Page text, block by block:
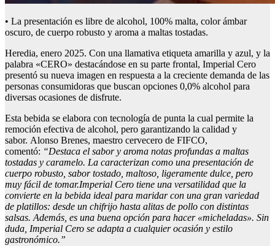
• La presentación es libre de alcohol, 100% malta, color ámbar
oscuro, de cuerpo robusto y aroma a maltas tostadas.
Heredia, enero 2025. Con una llamativa etiqueta amarilla y azul, y la
palabra «CERO» destacándose en su parte frontal, Imperial Cero
presentó su nueva imagen en respuesta a la creciente demanda de las
personas consumidoras que buscan opciones 0,0% alcohol para
diversas ocasiones de disfrute.
Esta bebida se elabora con tecnología de punta la cual permite la
remoción efectiva de alcohol, pero garantizando la calidad y
sabor. Alonso Brenes, maestro cervecero de FIFCO,
comentó: “Destaca el sabory aroma notas profundas a maltas
tostadas y caramelo. La caracterizan como una presentación de
cuerpo robusto, sabor tostado, maltoso, ligeramente dulce, pero
muy fácil de tomar.Imperial Cero tiene una versatilidad que la
convierte en la bebida ideal para maridar con una gran variedad
de platillos: desde un chifrijo hasta alitas de pollo con distintas
salsas. Además, es una buena opción para hacer «micheladas». Sin
duda, Imperial Cero se adapta a cualquier ocasión y estilo
gastronómico.”